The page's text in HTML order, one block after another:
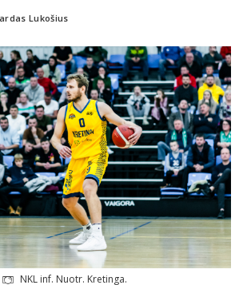
Lukošius
NKL inf. Nuotr. Kretinga.